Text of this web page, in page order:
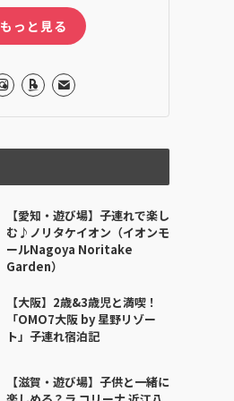
もっと見る
【愛知・遊び場】子連れで楽し
む♪ノリタケイオン（イオンモ
ールNagoya Noritake
Garden）
【大阪】2歳&3歳児と満喫！
「OMO7大阪 by 星野リゾー
ト」子連れ宿泊記
【滋賀・遊び場】子供と一緒に